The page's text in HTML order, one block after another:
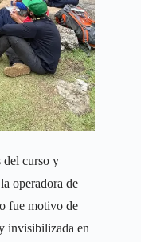
del curso y
operadora de
fue motivo de
invisibilizada en